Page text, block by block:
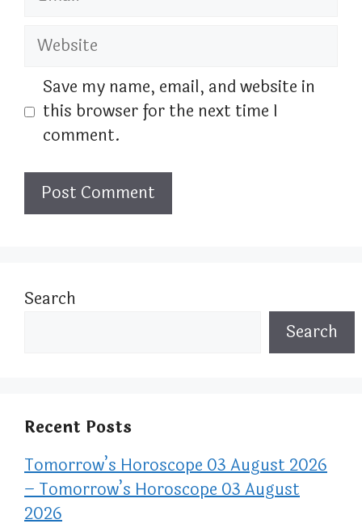
Website
Save my name, email, and website in
this browser for the next time I
comment.
Search
Search
Recent Posts
Tomorrow’s Horoscope 03 August 2026
– Tomorrow’s Horoscope 03 August
2026